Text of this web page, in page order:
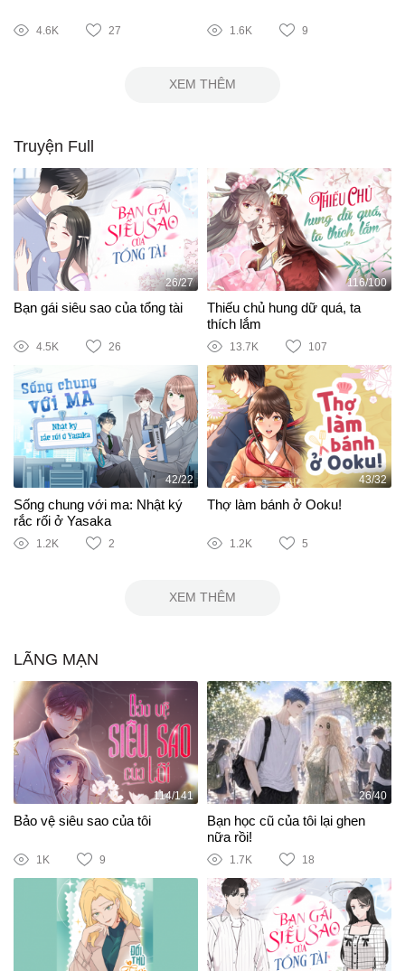
4.6K 27 1.6K 9
XEM THÊM
Truyện Full
26/27
Bạn gái siêu sao của tổng tài
4.5K 26
116/100
Thiếu chủ hung dữ quá, ta
thích lắm
13.7K 107
42/22
Sống chung với ma: Nhật ký
rắc rối ở Yasaka
1.2K 2
43/32
Thợ làm bánh ở Ooku!
1.2K 5
XEM THÊM
LÃNG MẠN
114/141
Bảo vệ siêu sao của tôi
1K 9
26/40
Bạn học cũ của tôi lại ghen
nữa rồi!
1.7K 18